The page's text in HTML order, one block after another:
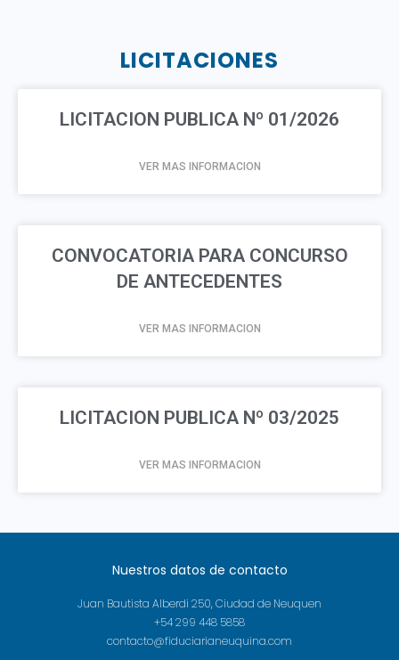
LICITACIONES
LICITACION PUBLICA Nº 01/2026
VER MAS INFORMACION
CONVOCATORIA PARA CONCURSO
DE ANTECEDENTES
VER MAS INFORMACION
LICITACION PUBLICA Nº 03/2025
VER MAS INFORMACION
Nuestros datos de contacto
Juan Bautista Alberdi 250, Ciudad de Neuquen
+54 299 448 5858
contacto@fiduciarianeuquina.com